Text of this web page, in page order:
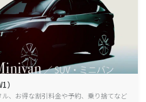
）
ル、お得な割引料金や予約、乗り捨てなど